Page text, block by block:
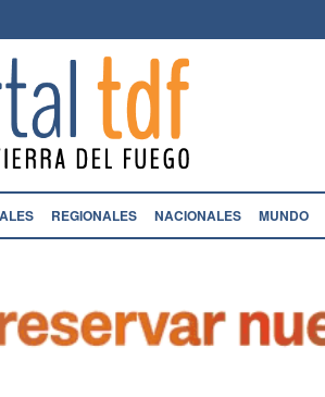
REGIONALES NACIONALES MUNDO